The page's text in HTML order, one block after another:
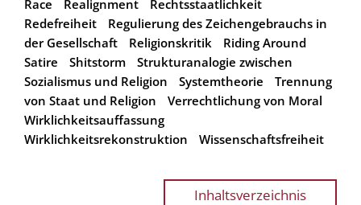
Race
Realignment
Rechtsstaatlichkeit
Redefreiheit
Regulierung des Zeichengebrauchs in
der Gesellschaft
Religionskritik
Riding Around
Satire
Shitstorm
Strukturanalogie zwischen
Sozialismus und Religion
Systemtheorie
Trennung
von Staat und Religion
Verrechtlichung von Moral
Wirklichkeitsauffassung
Wirklichkeitsrekonstruktion
Wissenschaftsfreiheit
Inhaltsverzeichnis